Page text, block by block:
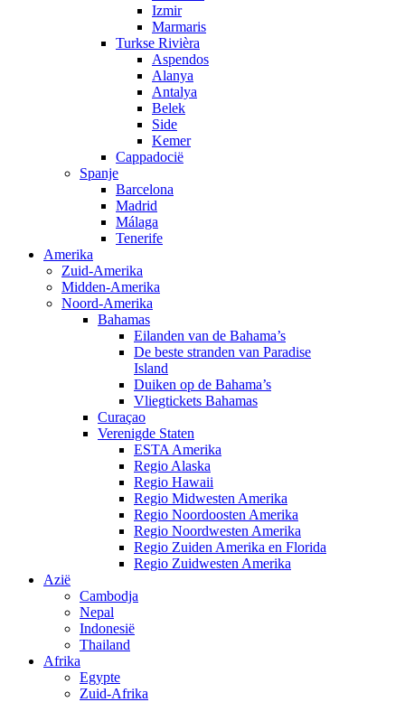
Izmir
Marmaris
Turkse Rivièra
Aspendos
Alanya
Antalya
Belek
Side
Kemer
Cappadocië
Spanje
Barcelona
Madrid
Málaga
Tenerife
Amerika
Zuid-Amerika
Midden-Amerika
Noord-Amerika
Bahamas
Eilanden van de Bahama’s
De beste stranden van Paradise
Island
Duiken op de Bahama’s
Vliegtickets Bahamas
Curaçao
Verenigde Staten
ESTA Amerika
Regio Alaska
Regio Hawaii
Regio Midwesten Amerika
Regio Noordoosten Amerika
Regio Noordwesten Amerika
Regio Zuiden Amerika en Florida
Regio Zuidwesten Amerika
Azië
Cambodja
Nepal
Indonesië
Thailand
Afrika
Egypte
Zuid-Afrika